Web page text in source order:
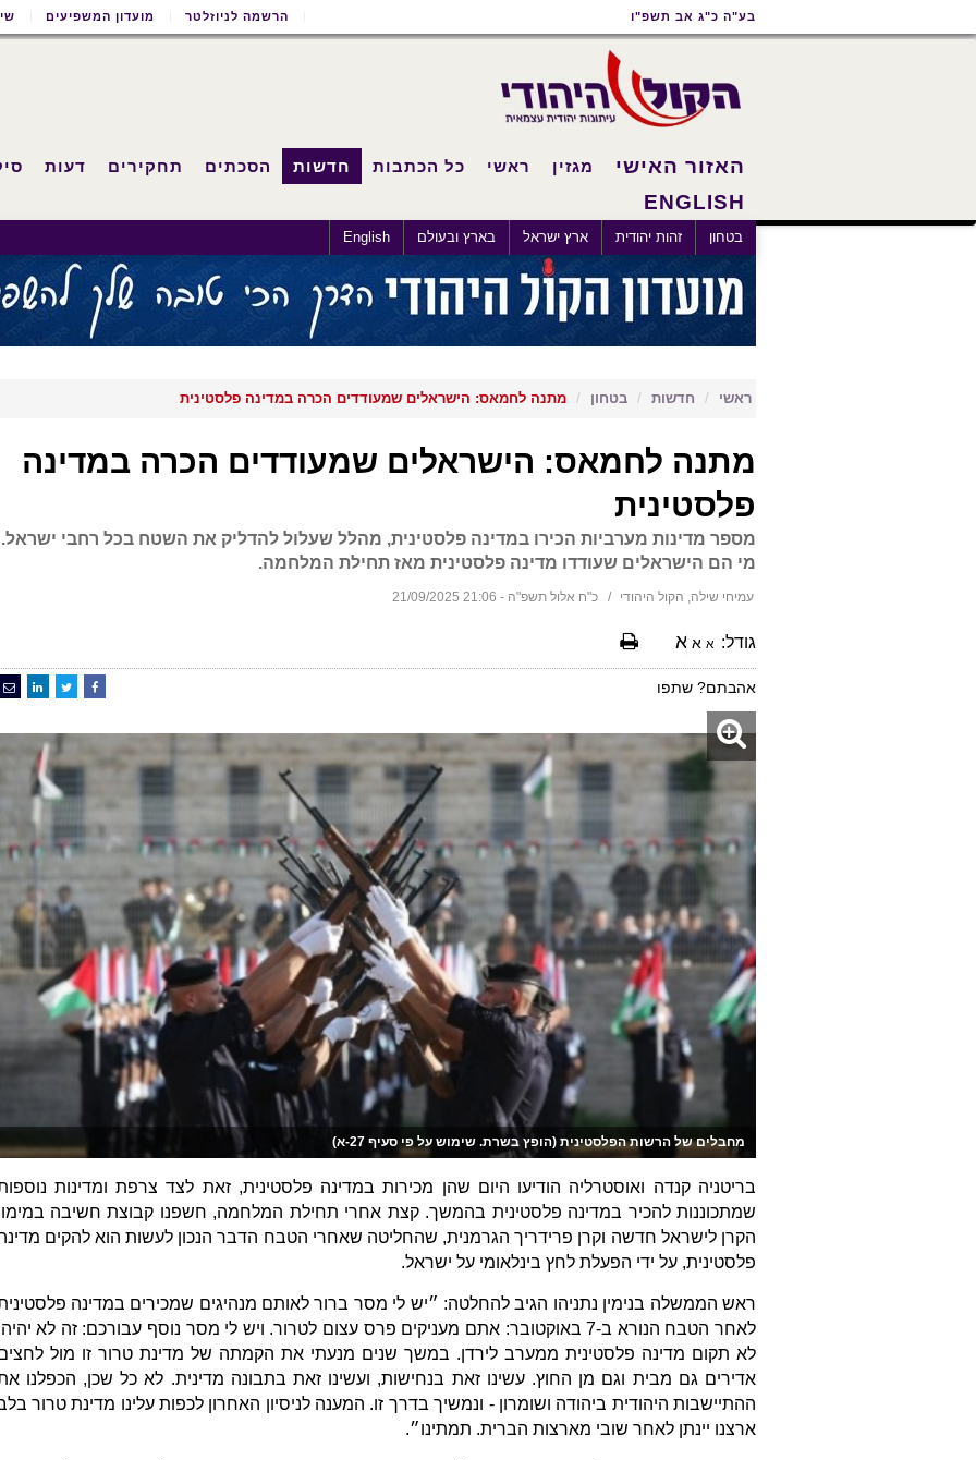
נגישות
ראשי
ראשי
בע"ה כ"ג אב תשפ"ו הרשמה לניוזלטר מועדון המשפיעים
האזור האישי מגזין ראשי כל הכתבות חדשות
בטחון זהות יהודית ארץ ישראל בארץ ובעולם English
הסכתים תחקירים דעות
ENGLISH
ראשי חדשות בטחון מתנה לחמאס: הישראלים שמעודדים הכרה במדינה פלסטינית
מתנה לחמאס: הישראלים שמעודדים הכרה במדינה
פלסטינית
מספר מדינות מערביות הכירו במדינה פלסטינית, מהלל שעלול להדליק את השטח בכל רחבי ישראל.
מי הם הישראלים שעודדו מדינה פלסטינית מאז תחילת המלחמה.
עמיחי שילה, הקול היהודי כ"ח אלול תשפ"ה - 21:06 21/09/2025
גודל: א א א
אהבתם? שתפו
מחבלים של הרשות הפלסטינית (הופץ בשרת. שימוש על פי סעיף 27-א)
בריטניה קנדה ואוסטרליה הודיעו היום שהן מכירות במדינה פלסטינית, זאת לצד צרפת ומדינות
שמתכוננות להכיר במדינה פלסטינית בהמשך. קצת אחרי תחילת המלחמה, חשפנו קבוצת חשיבה
הקרן לישראל חדשה וקרן פרידריך הגרמנית, שהחליטה שאחרי הטבח הדבר הנכון לעשות הוא להקים
פלסטינית, על ידי הפעלת לחץ בינלאומי על ישראל.
ראש הממשלה בנימין נתניהו הגיב להחלטה: ״יש לי מסר ברור לאותם מנהיגים שמכירים במדינה
לאחר הטבח הנורא ב-7 באוקטובר: אתם מעניקים פרס עצום לטרור. ויש לי מסר נוסף עבורכם: זה לא
לא תקום מדינה פלסטינית ממערב לירדן. במשך שנים מנעתי את הקמתה של מדינת טרור זו מול
אדירים גם מבית וגם מן החוץ. עשינו זאת בנחישות, ועשינו זאת בתבונה מדינית. לא כל שכן, הכפלנו
ההתיישבות היהודית ביהודה ושומרון - ונמשיך בדרך זו. המענה לניסיון האחרון לכפות עלינו מדינת טרור
ארצנו יינתן לאחר שובי מארצות הברית. תמתינו״.